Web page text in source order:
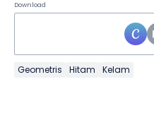
Download
Geometris Hitam Kelam